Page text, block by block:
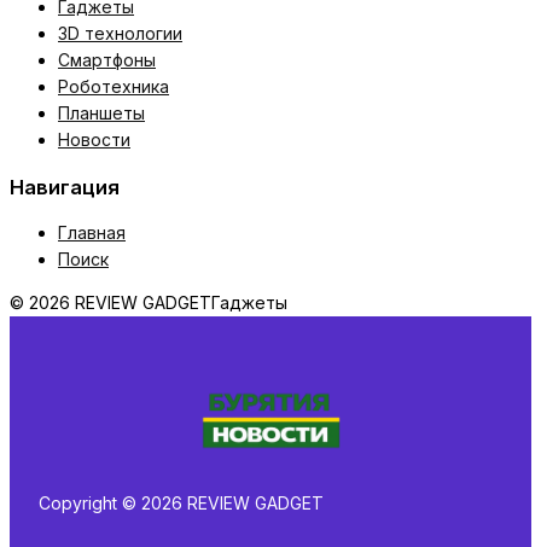
Гаджеты
3D технологии
Смартфоны
Роботехника
Планшеты
Новости
Навигация
Главная
Поиск
© 2026 REVIEW GADGETГаджеты
Copyright © 2026 REVIEW GADGET